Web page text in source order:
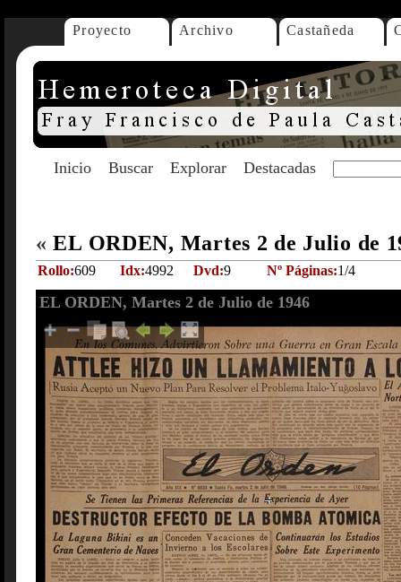
Proyecto Archivo Castañeda
Inicio Buscar Explorar Destacadas
« EL ORDEN, Martes 2 de Julio de
Rollo:609 Idx:4992 Dvd:9 Nº Páginas:1/4
EL ORDEN, Martes 2 de Julio de 1946